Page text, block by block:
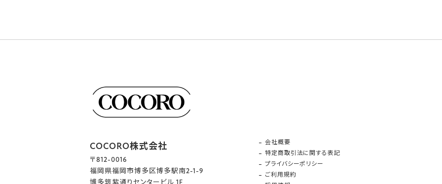
COCORO株式会社
〒812-0016
福岡県福岡市博多区博多駅南2-1-9
会社概要
特定商取引法に関する表記
プライバシーポリシー
ご利用規約